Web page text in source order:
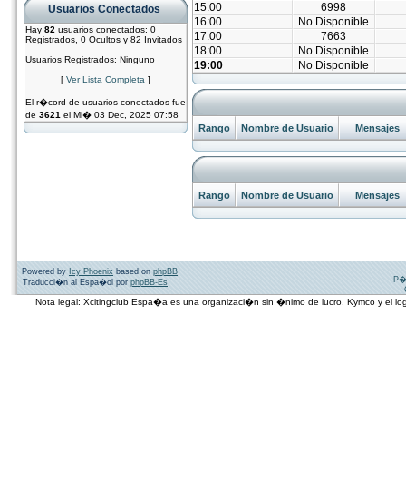
Usuarios Conectados
Hay 82 usuarios conectados: 0
Registrados, 0 Ocultos y 82 Invitados
Usuarios Registrados: Ninguno
[ Ver Lista Completa ]
El r�cord de usuarios conectados fue
de 3621 el Mi� 03 Dec, 2025 07:58
15:00
6998
16:00
No Disponible
17:00
7663
18:00
No Disponible
19:00
No Disponible
Rango Nombre de Usuario Mensajes
Rango Nombre de Usuario Mensajes
Powered by Icy Phoenix based on phpBB
Traducci�n al Espa�ol por phpBB-Es
Nota legal: Xcitingclub Espa�a es una organizaci�n sin �nimo de lucro. Kymco y el